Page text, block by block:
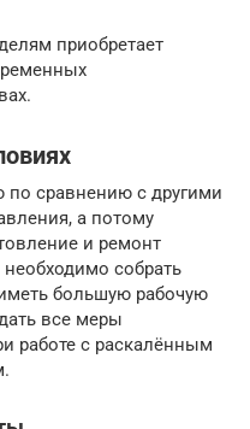
приобретает
сравнению с другими
а потому
и ремонт
собрать
большую рабочую
все меры
работе с раскалённым